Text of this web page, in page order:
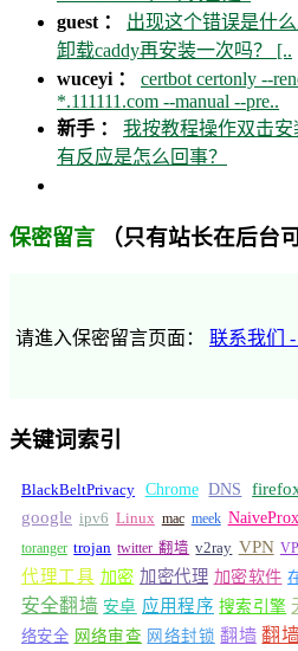
guest ： 出现这个错误是什
卸载caddy再安装一次吗？ [..
wuceyi ： certbot certonly --
*.111111.com --manual --pre..
新手 ： 我按教程操作双击安
有反应是怎么回事？
保密留言 （只有站长在后台
请進入保密留言页面： 联系我们 -
关键词索引
BlackBeltPrivacy Chrome DNS
google ipv6 Linux mac meek
toranger trojan twitter 翻墙 v2ray VPN
代理工具 加密 加密代理 加密软件
安全翻墙 安卓 应用程序 搜索引擎
络安全 网络审查 网络封锁 翻墙 翻